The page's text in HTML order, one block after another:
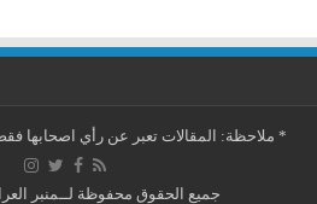
* ملاحظة: المقالات تعبر عن رأي اصحابها
جميع الحقوق محفوظة لــمنبر العراق الحر